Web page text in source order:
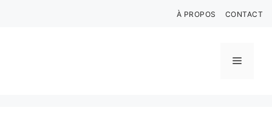
À PROPOS CONTACT
Menu